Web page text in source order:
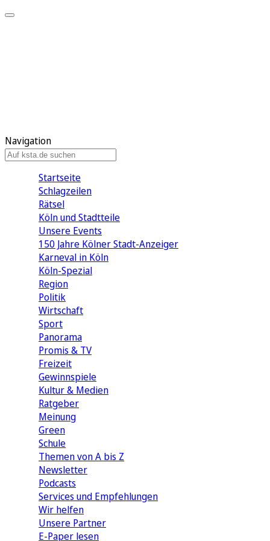
Navigation
Startseite
Schlagzeilen
Rätsel
Köln und Stadtteile
Unsere Events
150 Jahre Kölner Stadt-Anzeiger
Karneval in Köln
Köln-Spezial
Region
Politik
Wirtschaft
Sport
Panorama
Promis & TV
Freizeit
Gewinnspiele
Kultur & Medien
Ratgeber
Meinung
Green
Schule
Themen von A bis Z
Newsletter
Podcasts
Services und Empfehlungen
Wir helfen
Unsere Partner
E-Paper lesen